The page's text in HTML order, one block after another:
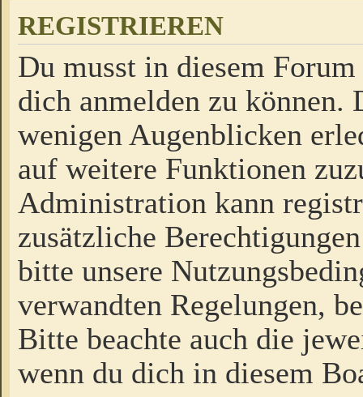
REGISTRIEREN
Du musst in diesem
dich anmelden zu
wenigen Augenblicken
auf weitere Funktionen
Administration kann
zusätzliche
bitte unsere
verwandten Regelungen,
Bitte beachte auch die
wenn du dich in diesem